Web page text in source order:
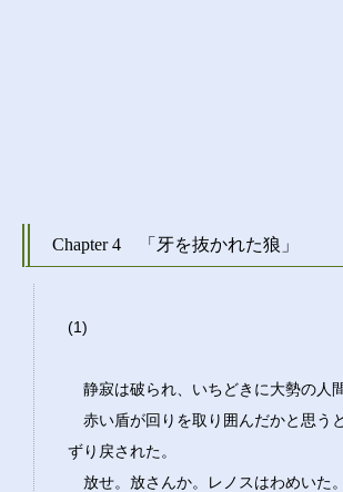
Chapter 4 「牙を抜かれた狼」
(1)
静寂は破られ、いちどきに大勢の人
赤い盾が回りを取り囲んだかと思う
ずり戻された。
放せ。放さんか。レノスはわめいた